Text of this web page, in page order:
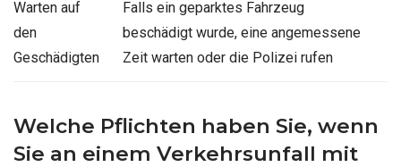
Warten auf
den
Geschädigten
Falls ein geparktes Fahrzeug
beschädigt wurde, eine angemessene
Zeit warten oder die Polizei rufen
Welche Pflichten haben Sie, wenn
Sie an einem Verkehrsunfall mit